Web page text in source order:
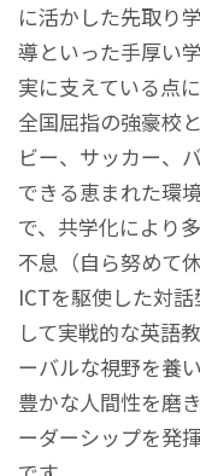
に活かした先取り
導といった手厚い
実に支えている点に
全国屈指の強豪校
ビー、サッカー、
できる恵まれた環
で、共学化により
不息（自ら努めて
ICTを駆使した対
して実戦的な英語
ーバルな視野を養
豊かな人間性を磨
ーダーシップを発